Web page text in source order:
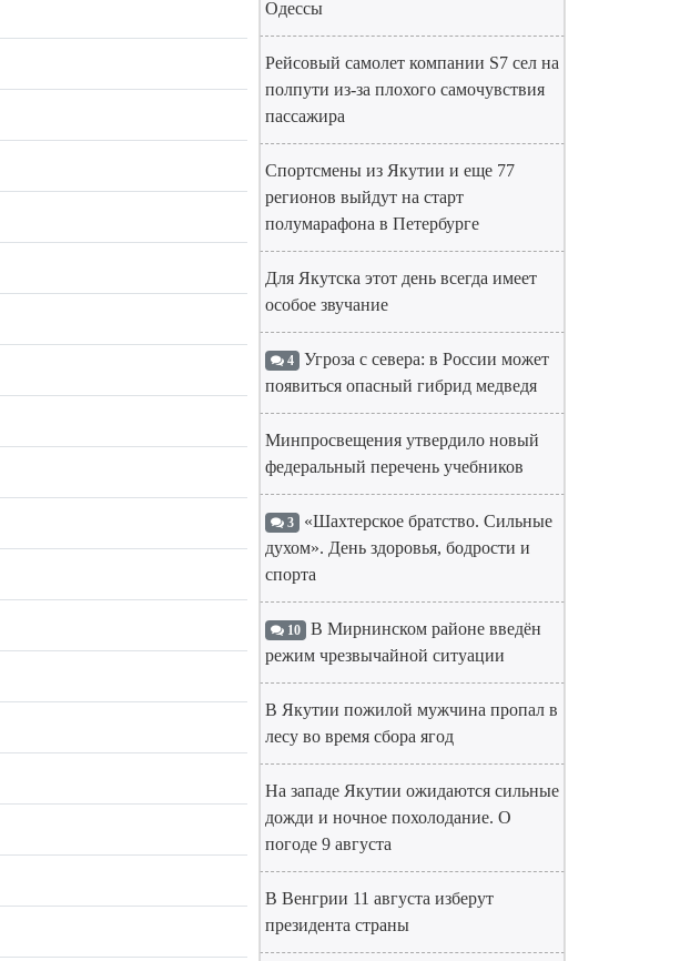
Одессы
Рейсовый самолет компании S7 сел на
полпути из-за плохого самочувствия
пассажира
Спортсмены из Якутии и еще 77
регионов выйдут на старт
полумарафона в Петербурге
Для Якутска этот день всегда имеет
особое звучание
4 Угроза с севера: в России может
появиться опасный гибрид медведя
Минпросвещения утвердило новый
федеральный перечень учебников
3 «Шахтерское братство. Сильные
духом». День здоровья, бодрости и
спорта
10 В Мирнинском районе введён
режим чрезвычайной ситуации
В Якутии пожилой мужчина пропал в
лесу во время сбора ягод
На западе Якутии ожидаются сильные
дожди и ночное похолодание. О
погоде 9 августа
В Венгрии 11 августа изберут
президента страны